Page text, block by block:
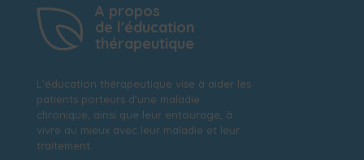
A propos
de l'éducation
thérapeutique
L’éducation thérapeutique vise à aider les
patients porteurs d’une maladie
chronique, ainsi que leur entourage, à
vivre au mieux avec leur maladie et leur
traitement.